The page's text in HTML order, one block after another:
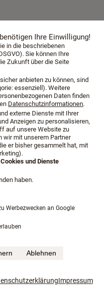
Beratungstermin
Infopaket
mehr...
Luxushotel schlafen
Ihre Einwilligung!
in die beschriebenen
Sie können Ihre
Zukunft über die Seite
anbieten zu können, sind
essenziell). Weitere
Daten finden
Datenschutzinformationen.
externe Dienste mit Ihrer
Anzeigen zu personalisieren,
auf unsere Website zu
wir mit unserem Partner
er bisher gesammelt hat, mit
und Dienste
haben.
Werbezwecken an Google
Ablehnen
Impressum